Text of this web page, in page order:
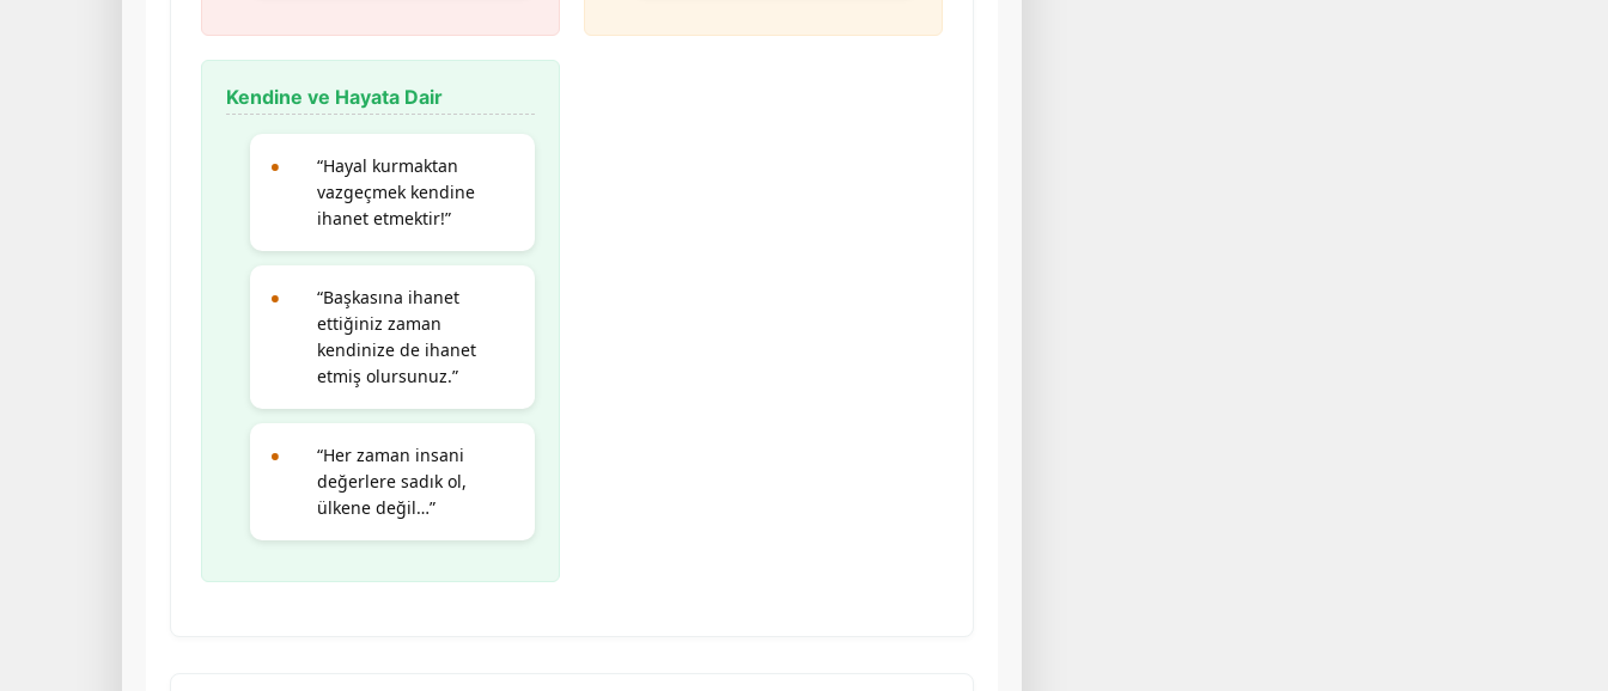
Kendine ve Hayata Dair
“Hayal kurmaktan
vazgeçmek kendine
ihanet etmektir!”
“Başkasına ihanet
ettiğiniz zaman
kendinize de ihanet
etmiş olursunuz.”
“Her zaman insani
değerlere sadık ol,
ülkene değil…”